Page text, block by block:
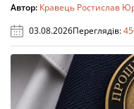
Автор: Кравець Ростислав
03.08.2026Переглядів: